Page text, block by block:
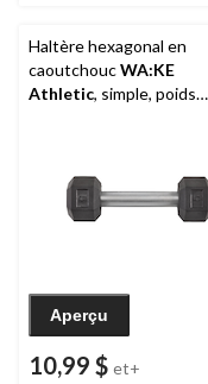
Haltère hexagonal en
caoutchoucWA:KE
Athletic, simple, poids
Aperçu
10,99 $ et+